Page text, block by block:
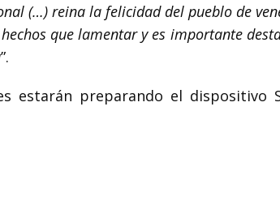
(…) reina la felicidad del pueblo de
que lamentar y es importante
”.
estarán preparando el dispositivo